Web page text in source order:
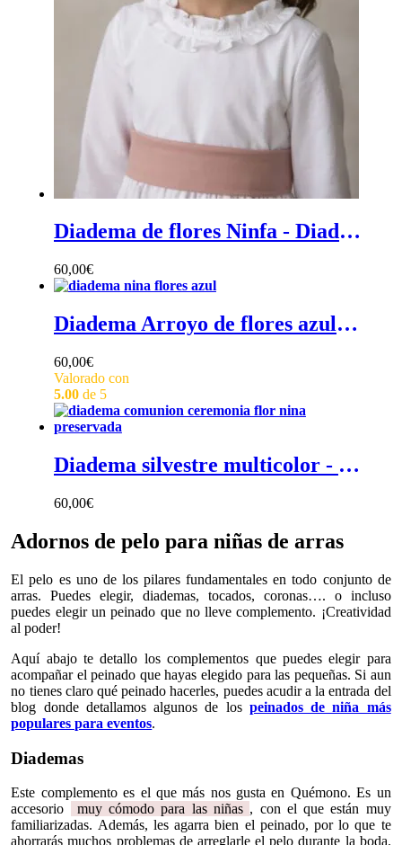
Diadema de flores Ninfa - Diadema de ceremonia para niña de flores preservadas
60,00€
Diadema Arroyo de flores azules - Diadema de ceremonia para niña de flores azules preservadas
60,00€
Valorado con
5.00de 5
Diadema silvestre multicolor - Diadema de flores niña silvestre multicolor con flores preservadas
60,00€
Adornos de pelo para niñas de arras
El pelo es uno de los pilares fundamentales en todo conjunto de
arras. Puedes elegir, diademas, tocados, coronas…. o incluso
puedes elegir un peinado que no lleve complemento. ¡Creatividad
al poder!
Aquí abajo te detallo los complementos que puedes elegir para
acompañar el peinado que hayas elegido para las pequeñas. Si aun
no tienes claro qué peinado hacerles, puedes acudir a la entrada del
blog donde detallamos algunos de los peinados de niña más
populares para eventos.
Diademas
Este complemento es el que más nos gusta en Quémono. Es un
accesorio
muy cómodo para las niñas , con el que están muy
familiarizadas. Además, les agarra bien el peinado, por lo que te
ahorrarás muchos problemas de arreglarle el pelo durante la boda.